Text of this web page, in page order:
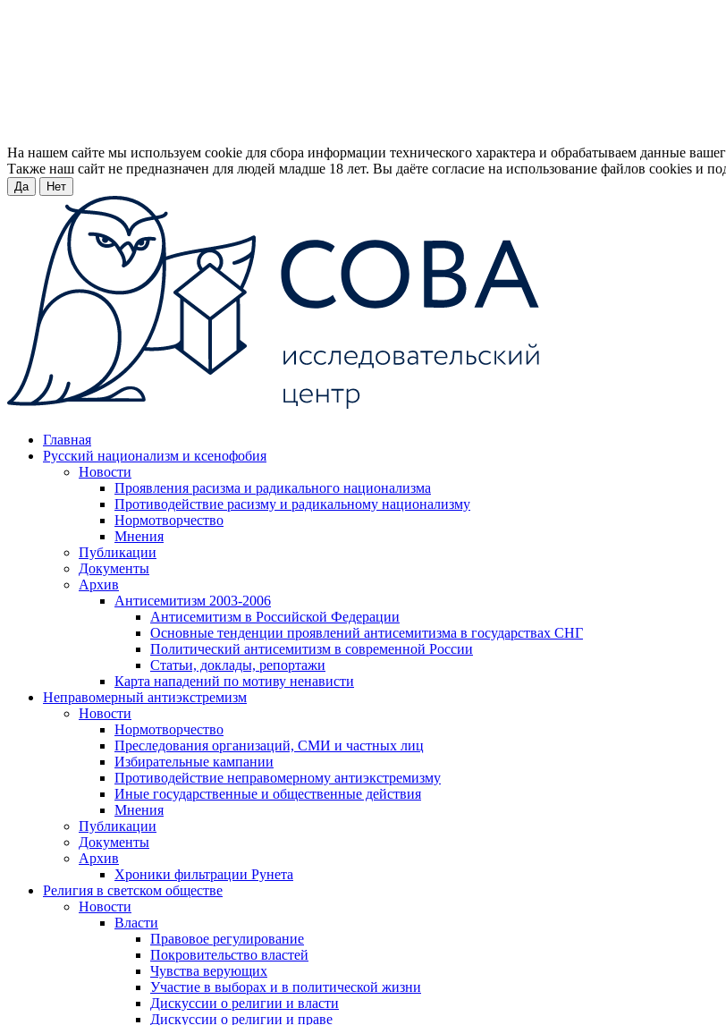
На нашем сайте мы используем cookie для сбора информации технического характера и обрабатываем данные
Также наш сайт не предназначен для людей младше 18 лет. Вы даёте согласие на использование файлов cookies и
Да Нет
Главная
Русский национализм и ксенофобия
Новости
Проявления расизма и радикального национализма
Противодействие расизму и радикальному национализму
Нормотворчество
Мнения
Публикации
Документы
Архив
Антисемитизм 2003-2006
Антисемитизм в Российской Федерации
Основные тенденции проявлений антисемитизма в государствах СНГ
Политический антисемитизм в современной России
Статьи, доклады, репортажи
Карта нападений по мотиву ненависти
Неправомерный антиэкстремизм
Новости
Нормотворчество
Преследования организаций, СМИ и частных лиц
Избирательные кампании
Противодействие неправомерному антиэкстремизму
Иные государственные и общественные действия
Мнения
Публикации
Документы
Архив
Хроники фильтрации Рунета
Религия в светском обществе
Новости
Власти
Правовое регулирование
Покровительство властей
Чувства верующих
Участие в выборах и в политической жизни
Дискуссии о религии и власти
Дискуссии о религии и праве